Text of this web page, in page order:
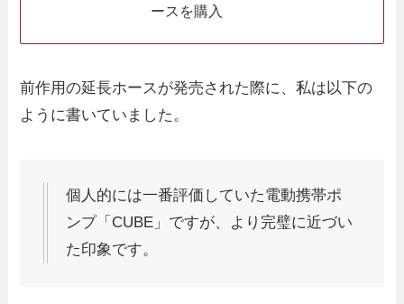
ースを購入
前作用の延長ホースが発売された際に、私は以下の
ように書いていました。
個人的には一番評価していた電動携帯ポ
ンプ「CUBE」ですが、より完璧に近づい
た印象です。